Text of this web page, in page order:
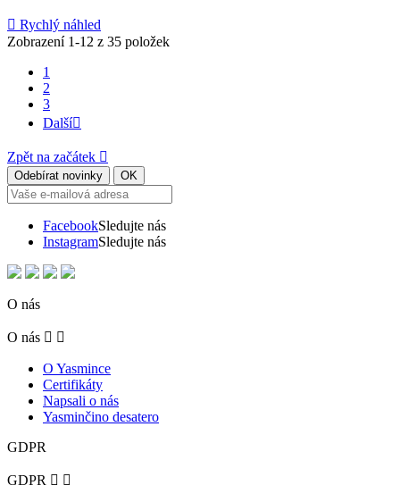
 Rychlý náhled
Zobrazení 1-12 z 35 položek
1
2
3
Další
Zpět na začátek 
FacebookSledujte nás
InstagramSledujte nás
O nás
O nás  
O Yasmince
Certifikáty
Napsali o nás
Yasminčino desatero
GDPR
GDPR  